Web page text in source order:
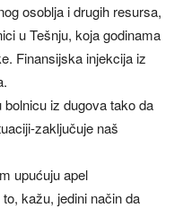
osoblja i drugih resursa,
u Tešnju, koja godinama
Finansijska injekcija iz
iz dugova tako da
zaključuje naš
upućuju apel
kažu, jedini način da